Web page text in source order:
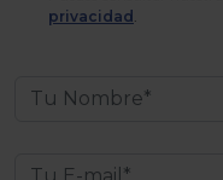
privacidad .